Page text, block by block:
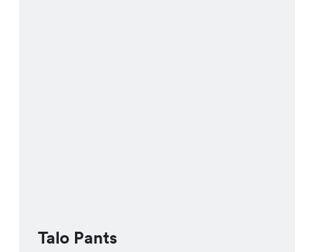
Talo Pants